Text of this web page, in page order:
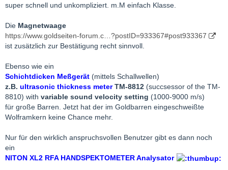
super schnell und unkompliziert. m.M einfach Klasse.
Die Magnetwaage
https://www.goldseiten-forum.c…?postID=933367#post933367
ist zusätzlich zur Bestätigung recht sinnvoll.
Ebenso wie ein
Schichtdicken Meßgerät (mittels Schallwellen)
z.B. ultrasonic thickness meterTM-8812 (succsessor of the TM-
8810) with variable sound velocity setting (1000-9000 m/s)
für große Barren. Jetzt hat der im Goldbarren eingeschweißte
Wolframkern keine Chance mehr.
Nur für den wirklich anspruchsvollen Benutzer gibt es dann noch
ein
NITON XL2 RFA HANDSPEKTOMETER Analysator